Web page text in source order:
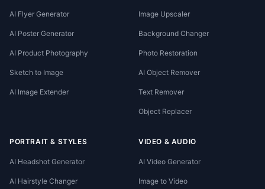
AI Flyer Generator
AI Poster Generator
AI Product Photography
Sketch to Image
AI Image Extender
Image Upscaler
Background Changer
Photo Restoration
AI Object Remover
Text Remover
Object Replacer
PORTRAIT & STYLES
AI Headshot Generator
AI Hairstyle Changer
VIDEO & AUDIO
AI Video Generator
Image to Video